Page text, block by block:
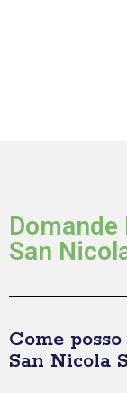
San
Come
San Nicola